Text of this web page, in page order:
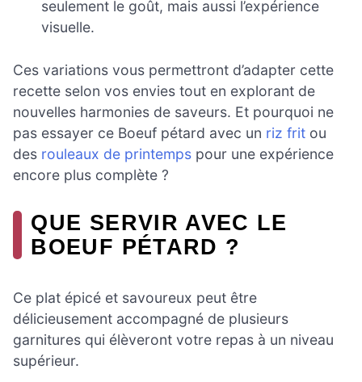
seulement le goût, mais aussi l’expérience
visuelle.
Ces variations vous permettront d’adapter cette
recette selon vos envies tout en explorant de
nouvelles harmonies de saveurs. Et pourquoi ne
pas essayer ce Boeuf pétard avec un riz frit ou
des rouleaux de printemps pour une expérience
encore plus complète ?
QUE SERVIR AVEC LE
BOEUF PÉTARD ?
Ce plat épicé et savoureux peut être
délicieusement accompagné de plusieurs
garnitures qui élèveront votre repas à un niveau
supérieur.